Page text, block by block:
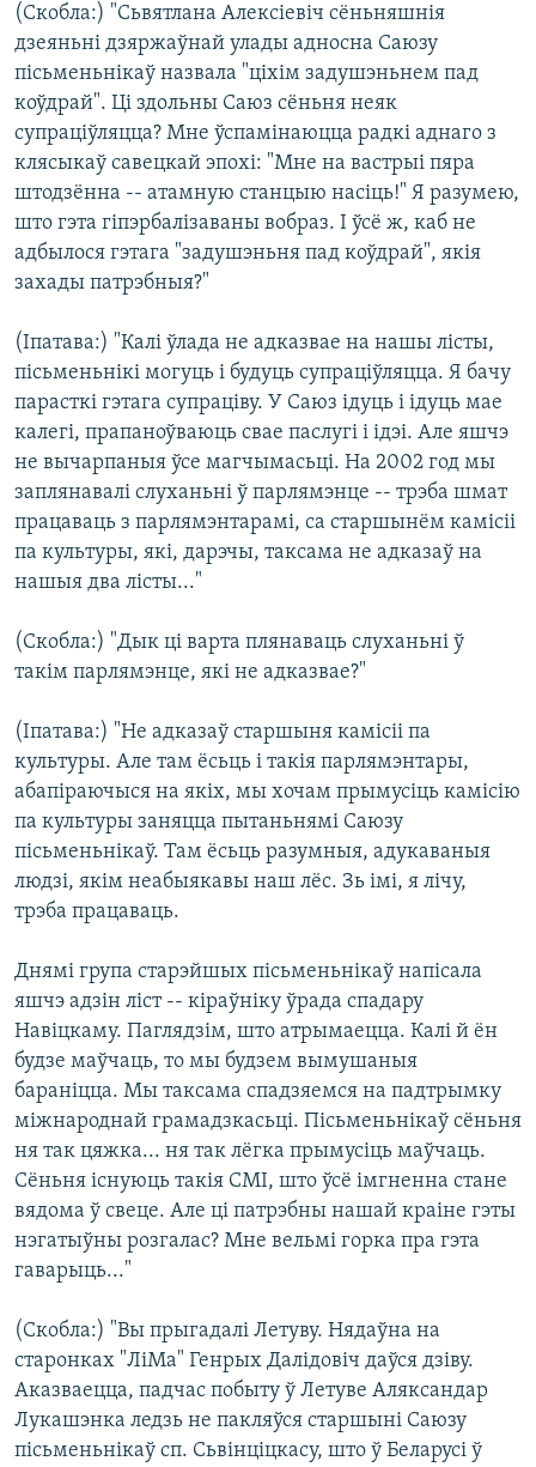
(Скобла:) "Сьвятлана Алексіевіч сёньняшнія
дзеяньні дзяржаўнай улады адносна Саюзу
пісьменьнікаў назвала "ціхім задушэньнем пад
коўдрай". Ці здольны Саюз сёньня неяк
супраціўляцца? Мне ўспамінаюцца радкі аднаго з
клясыкаў савецкай эпохі: "Мне на вастрыі пяра
штодзённа -- атамную станцыю насіць!" Я разумею,
што гэта гіпэрбалізаваны вобраз. І ўсё ж, каб не
адбылося гэтага "задушэньня пад коўдрай", якія
захады патрэбныя?"
(Іпатава:) "Калі ўлада не адказвае на нашы лісты,
пісьменьнікі могуць і будуць супраціўляцца. Я бачу
парасткі гэтага супраціву. У Саюз ідуць і ідуць мае
калегі, прапаноўваюць свае паслугі і ідэі. Але яшчэ
не вычарпаныя ўсе магчымасьці. На 2002 год мы
заплянавалі слуханьні ў парлямэнце -- трэба шмат
працаваць з парлямэнтарамі, са старшынём камісіі
па культуры, які, дарэчы, таксама не адказаў на
нашыя два лісты..."
(Скобла:) "Дык ці варта плянаваць слуханьні ў
такім парлямэнце, які не адказвае?"
(Іпатава:) "Не адказаў старшыня камісіі па
культуры. Але там ёсьць і такія парлямэнтары,
абапіраючыся на якіх, мы хочам прымусіць камісію
па культуры заняцца пытаньнямі Саюзу
пісьменьнікаў. Там ёсьць разумныя, адукаваныя
людзі, якім неабыякавы наш лёс. Зь імі, я лічу,
трэба працаваць.
Днямі група старэйшых пісьменьнікаў напісала
яшчэ адзін ліст -- кіраўніку ўрада спадару
Навіцкаму. Паглядзім, што атрымаецца. Калі й ён
будзе маўчаць, то мы будзем вымушаныя
бараніцца. Мы таксама спадзяемся на падтрымку
міжнароднай грамадзкасьці. Пісьменьнікаў сёньня
ня так цяжка... ня так лёгка прымусіць маўчаць.
Сёньня існуюць такія СМІ, што ўсё імгненна стане
вядома ў свеце. Але ці патрэбны нашай краіне гэты
нэгатыўны розгалас? Мне вельмі горка пра гэта
гаварыць..."
(Скобла:) "Вы прыгадалі Летуву. Нядаўна на
старонках "ЛіМа" Генрых Далідовіч даўся дзіву.
Аказваецца, падчас побыту ў Летуве Аляксандар
Лукашэнка ледзь не пакляўся старшыні Саюзу
пісьменьнікаў сп. Сьвінціцкасу, што ў Беларусі ў